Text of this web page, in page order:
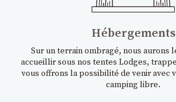
Hébergements
Sur un terrain ombragé, nous aurons
accueillir sous nos tentes Lodges,
vous offrons la possibilité de venir avec
camping libre.